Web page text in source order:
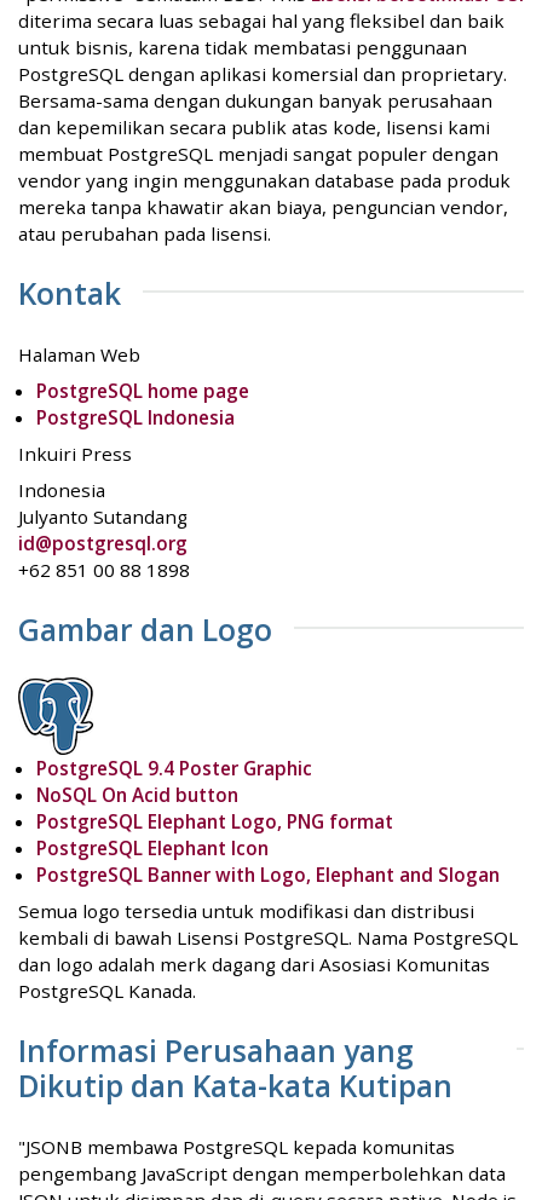
diterima secara luas sebagai hal yang fleksibel dan baik
untuk bisnis, karena tidak membatasi penggunaan
PostgreSQL dengan aplikasi komersial dan proprietary.
Bersama-sama dengan dukungan banyak perusahaan
dan kepemilikan secara publik atas kode, lisensi kami
membuat PostgreSQL menjadi sangat populer dengan
vendor yang ingin menggunakan database pada produk
mereka tanpa khawatir akan biaya, penguncian vendor,
atau perubahan pada lisensi.
Kontak
Halaman Web
PostgreSQL home page
PostgreSQL Indonesia
Inkuiri Press
Indonesia
Julyanto Sutandang
id@postgresql.org
+62 851 00 88 1898
Gambar dan Logo
PostgreSQL 9.4 Poster Graphic
NoSQL On Acid button
PostgreSQL Elephant Logo, PNG format
PostgreSQL Elephant Icon
PostgreSQL Banner with Logo, Elephant and Slogan
Semua logo tersedia untuk modifikasi dan distribusi
kembali di bawah Lisensi PostgreSQL. Nama PostgreSQL
dan logo adalah merk dagang dari Asosiasi Komunitas
PostgreSQL Kanada.
Informasi Perusahaan yang
Dikutip dan Kata-kata Kutipan
"JSONB membawa PostgreSQL kepada komunitas
pengembang JavaScript dengan memperbolehkan data